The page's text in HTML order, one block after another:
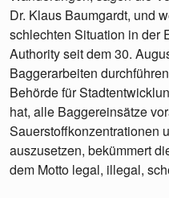
Dr. Klaus Baumgardt, und
schlechten Situation in der
Authority seit dem 30.
Baggerarbeiten
Behörde für
hat, alle Baggereinsätze
Sauerstoffkonzentrationen
auszusetzen, bekümmert
dem Motto legal, illegal,